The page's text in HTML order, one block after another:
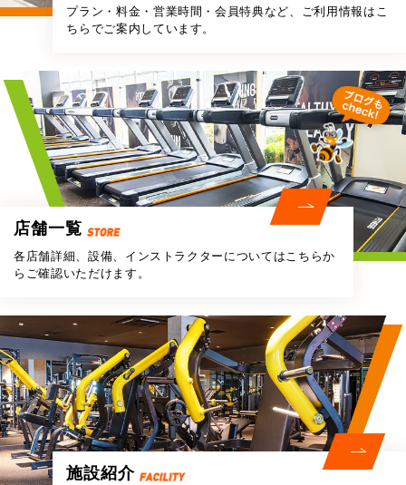
プラン・料金・営業時間・会員特典など、
ご利用情報はこ
ちらでご案内しています。
店舗一覧
各店舗詳細、設備、インストラクターについては こちらか
らご確認いただけます。
施設紹介